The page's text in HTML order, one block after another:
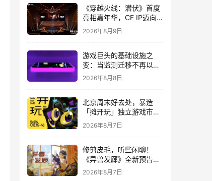
《穿越火线：潜伏》首度
亮相嘉年华，CF IP迈向
3A叙事新高度
2026年8月9日
游戏巨头的基础设施之
变：当监测迁移不再以中
断为代价
2026年8月8日
北京周末好去处，暴造
「摊开玩」独立游戏市集
正式开票！
2026年8月7日
修剪皮毛，听些闲聊！
《异兽发廊》全新预告与
Steam免费试玩公开
2026年8月7日